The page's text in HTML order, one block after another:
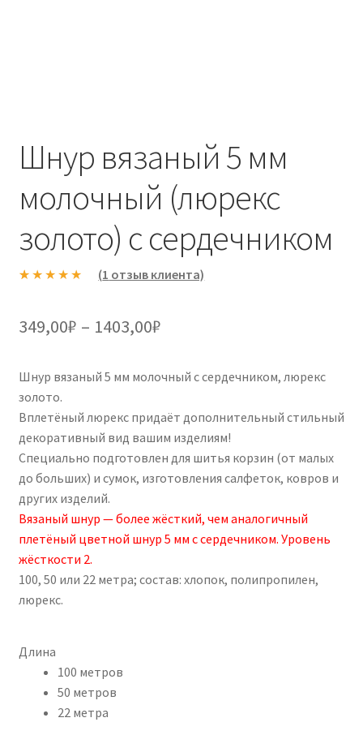
Шнур вязаный 5 мм
молочный (люрекс
золото) с сердечником
основе
пользовател
я
(1 отзыв клиента)
349,00₽ – 1403,00₽Диапазон
349,00₽
–
1403,00₽
Шнур вязаный 5 мм молочный с сердечником, люрекс
золото.
Вплетёный люрекс придаёт дополнительный стильный
декоративный вид вашим изделиям!
Специально подготовлен для шитья корзин (от малых
до больших) и сумок, изготовления салфеток, ковров и
других изделий.
Вязаный шнур — более жёсткий, чем аналогичный
плетёный цветной шнур 5 мм с сердечником. Уровень
жёсткости 2.
100, 50 или 22 метра; состав: хлопок, полипропилен,
люрекс.
Длина
100 метров
50 метров
22 метра